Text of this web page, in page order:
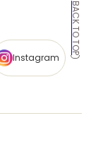
BACK TO TOP
Instagram